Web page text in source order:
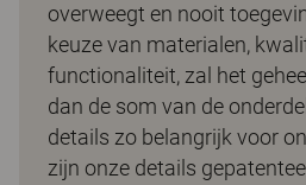
overweegt en nooit
keuze van materialen,
functionaliteit, zal het
dan de som van de
details zo belangrijk voor
zijn onze details